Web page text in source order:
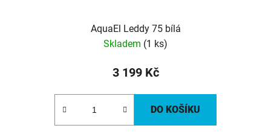
AquaEl Leddy 75 bílá
Skladem (1 ks)
3 199 Kč
DO KOŠÍKU